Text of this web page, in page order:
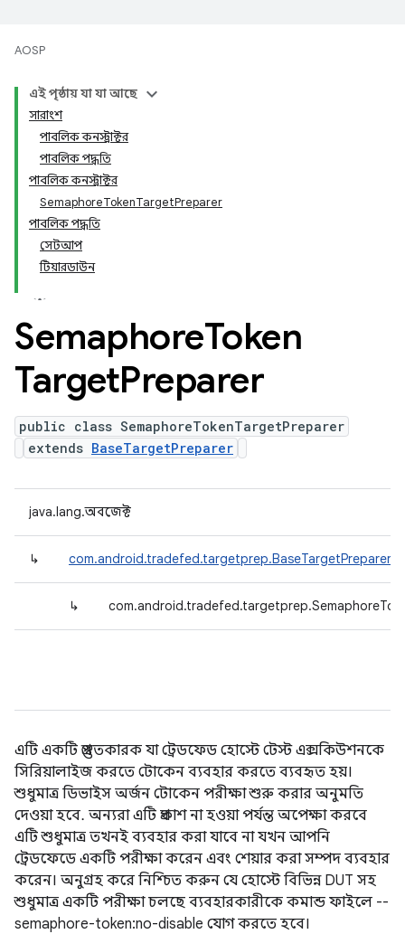
AOSP
এই পৃষ্ঠায় যা যা আছে
সারাংশ
পাবলিক কনস্ট্রাক্টর
পাবলিক পদ্ধতি
পাবলিক কনস্ট্রাক্টর
SemaphoreTokenTargetPreparer
পাবলিক পদ্ধতি
সেটআপ
টিয়ারডাউন
SemaphoreToken
TargetPreparer
public class SemaphoreTokenTargetPreparer
extends BaseTargetPreparer
java.lang.অবজেক্ট
↳ com.android.tradefed.targetprep.BaseTargetPreparer
↳
এটি একটি প্রস্তুতকারক যা ট্রেডফেড হোস্টে টেস্ট এক্সকিউশনকে
সিরিয়ালাইজ করতে টোকেন ব্যবহার করতে ব্যবহৃত হয়।
শুধুমাত্র ডিভাইস অর্জন টোকেন পরীক্ষা শুরু করার অনুমতি
দেওয়া হবে. অন্যরা এটি প্রকাশ না হওয়া পর্যন্ত অপেক্ষা করবে
এটি শুধুমাত্র তখনই ব্যবহার করা যাবে না যখন আপনি
ট্রেডফেডে একটি পরীক্ষা করেন এবং শেয়ার করা সম্পদ ব্যবহার
করেন। অনুগ্রহ করে নিশ্চিত করুন যে হোস্টে বিভিন্ন DUT সহ
শুধুমাত্র একটি পরীক্ষা চলছে ব্যবহারকারীকে কমান্ড ফাইলে --
semaphore-token:no-disable যোগ করতে হবে।